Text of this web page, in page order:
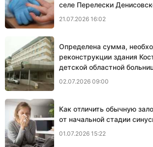
селе Перелески
21.07.2026 16:02
Определена сумма,
реконструкции здания
детской областной
02.07.2026 09:00
Как отличить обычную
от начальной стадии
01.07.2026 15:22